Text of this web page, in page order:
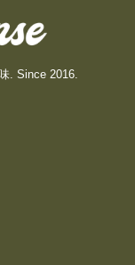
. Since 2016.